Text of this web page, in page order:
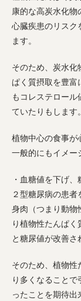
康的な高炭水化物
心臓疾患のリスク
ます。
そのため、炭水化
ぱく質摂取を豊富
もコレステロー
ていたりもします。
植物中心の食事が
一般的にもイメー
・血糖値を下げ
２型糖尿病の患
身肉（つまり動物
り植物性たんぱ
と糖尿値が改善さ
そのため、植物性
り多くなること
ったことを期待出